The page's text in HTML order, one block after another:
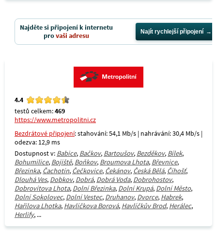
Najděte si připojení k internetu
provaši adresu Najít rychlejší připojení
4.4
testů celkem:469
https://www.metropolitni.cz
Bezdrátové připojení: stahování: 54,1 Mb/s | nahrávání: 30,4 Mb/s |
odezva: 12,9 ms
Dostupnost v: Babice, Bačkov, Bartoušov, Bezděkov, Bílek,
Bohumilice, Bojiště, Boňkov, Broumova Lhota, Břevnice,
Březinka, Čachotín, Čečkovice, Čekánov, Česká Bělá, Číhošť,
Dlouhá Ves, Dobkov, Dobrá, Dobrá Voda, Dobrohostov,
Dobrovítova Lhota, Dolní Březinka, Dolní Krupá, Dolní Město,
Dolní Sokolovec, Dolní Vestec, Druhanov, Dvorce, Habrek,
Hařilova Lhotka, Havlíčkova Borová, Havlíčkův Brod, Herálec,
Herlify, ...